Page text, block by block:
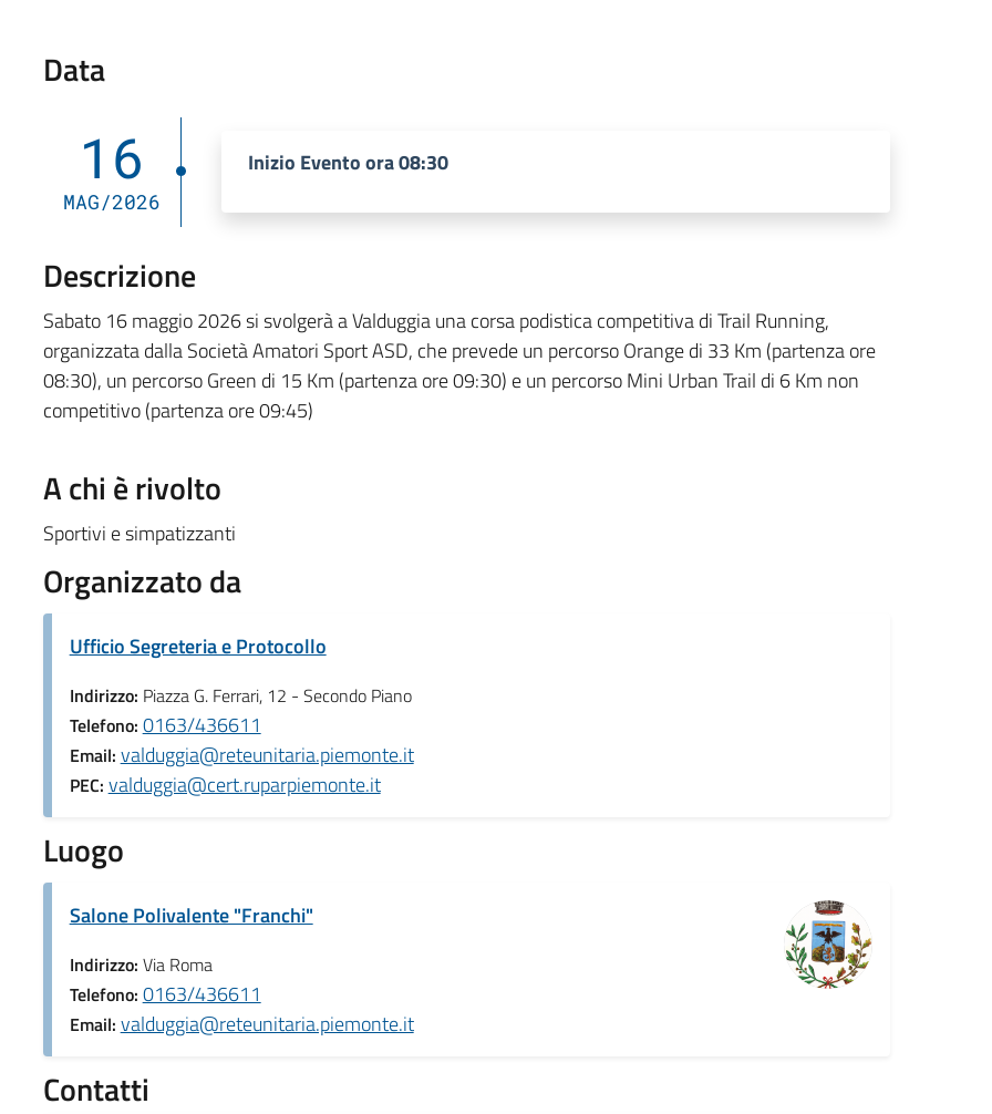
Data
16
MAG/2026
Inizio Evento ora 08:30
Descrizione
Sabato 16 maggio 2026 si svolgerà a Valduggia una corsa podistica competitiva di Trail Running,
organizzata dalla Società Amatori Sport ASD, che prevede un percorso Orange di 33 Km (partenza ore
08:30), un percorso Green di 15 Km (partenza ore 09:30) e un percorso Mini Urban Trail di 6 Km non
competitivo (partenza ore 09:45)
A chi è rivolto
Sportivi e simpatizzanti
Organizzato da
Ufficio Segreteria e Protocollo
Indirizzo: Piazza G. Ferrari, 12 - Secondo Piano
Telefono: 0163/436611
Email: valduggia@reteunitaria.piemonte.it
PEC: valduggia@cert.ruparpiemonte.it
Luogo
Salone Polivalente "Franchi"
Indirizzo: Via Roma
Telefono: 0163/436611
Email: valduggia@reteunitaria.piemonte.it
Contatti